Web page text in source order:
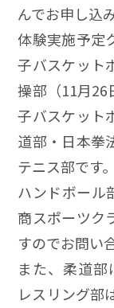
んでお申し込
体験実施予定
子バスケット
操部（11月26
子バスケット
道部・日本拳
テニス部です。
ハンドボール
商スポーツク
すのでお問い
また、柔道部
レスリング部